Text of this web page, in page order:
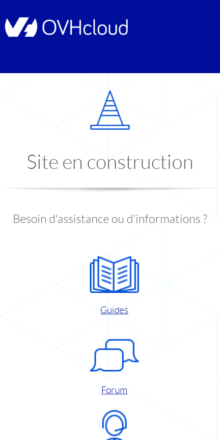
Site en construction
Besoin d'assistance ou d'informations ?
Guides
Forum